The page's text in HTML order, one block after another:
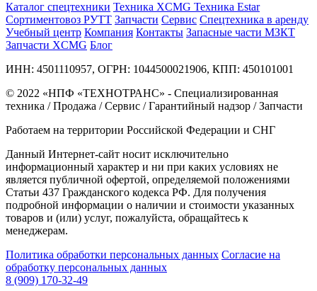
Каталог спецтехники Техника XCMG Техника Estar
Сортиментовоз РУТТ Запчасти Сервис Спецтехника в аренду
Учебный центр Компания Контакты Запасные части МЗКТ
Запчасти XCMG Блог
ИНН: 4501110957, ОГРН: 1044500021906, КПП: 450101001
© 2022 «НПФ «ТЕХНОТРАНС» - Специализированная
техника / Продажа / Сервис / Гарантийный надзор / Запчасти
Работаем на территории Российской Федерации и СНГ
Данный Интернет-сайт носит исключительно
информационный характер и ни при каких условиях не
является публичной офертой, определяемой положениями
Статьи 437 Гражданского кодекса РФ. Для получения
подробной информации о наличии и стоимости указанных
товаров и (или) услуг, пожалуйста, обращайтесь к
менеджерам.
Политика обработки персональных данных Согласие на
обработку персональных данных
8 (909) 170-32-49